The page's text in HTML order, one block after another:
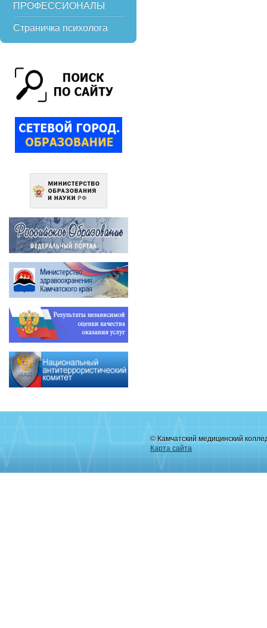
ПРОФЕССИОНАЛЫ
Страничка психолога
© Камчатский медицинский
Карта сайта